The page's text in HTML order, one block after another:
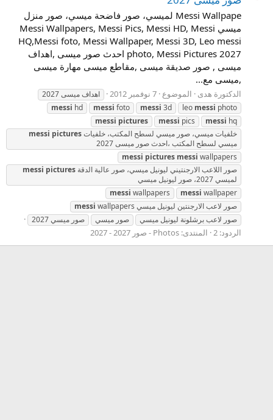
Messi Wallpape لميسي، صور فاضحة ميسي، صور منزل
ميسي Messi Wallpapers, Messi Pics, Messi HD, Messi
HQ,Messi foto, Messi Wallpaper, Messi 3D, Leo messi
photo, Messi Pictures 2027 احدث صور ميسى ,اهداف
ميسى , صور صديقة ميسى ,مقاطع ميسى مهارة ميسى
,ميسى مع...
الدكتورة هدى الموضوع 7 نوفمبر 2012
اهداف ميسى 2027
leo messi photo
messi 3d
messi foto
messi hd
messi hq
messi pics
messi pictures
messi pictures
ميسي لسطح المكتب ،احدث صور ميسى 2027
messi pictures messi wallpapers
messi pictures
لميسي 2027، صور ليونيل ميسي
messi wallpaper
messi wallpapers
صور لاعب الارجنتين ليونيل ميسي
messi wallpapers
صور لاعب برشلونة ليونيل ميسي
صور ميسي صور ميسي 2027
الردود: 2 المنتدى: Photos - صور 2027 - 2027